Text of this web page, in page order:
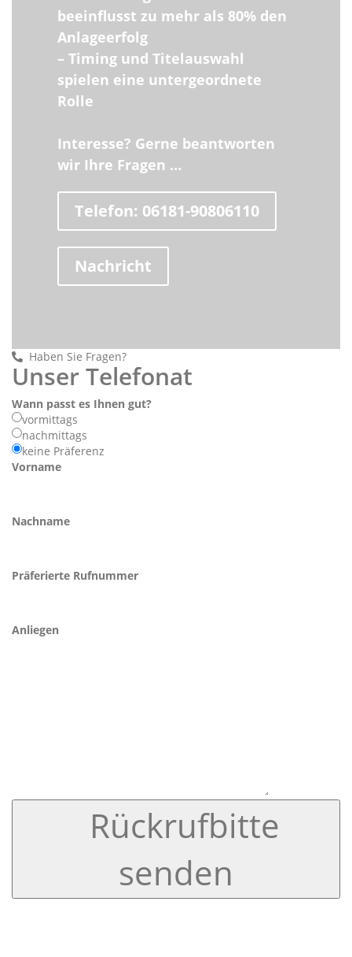
beeinflusst zu mehr als 80% den
Anlageerfolg
– Timing und Titelauswahl
spielen eine untergeordnete
Rolle
Interesse? Gerne beantworten
wir Ihre Fragen …
Telefon: 06181-90806110
Nachricht
Haben Sie Fragen?
Unser Telefonat
Wann passt es Ihnen gut?
vormittags
nachmittags
keine Präferenz
Vorname
Nachname
Präferierte Rufnummer
Anliegen
Rückrufbitte
senden